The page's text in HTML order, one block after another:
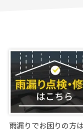
雨漏りでお困りの方